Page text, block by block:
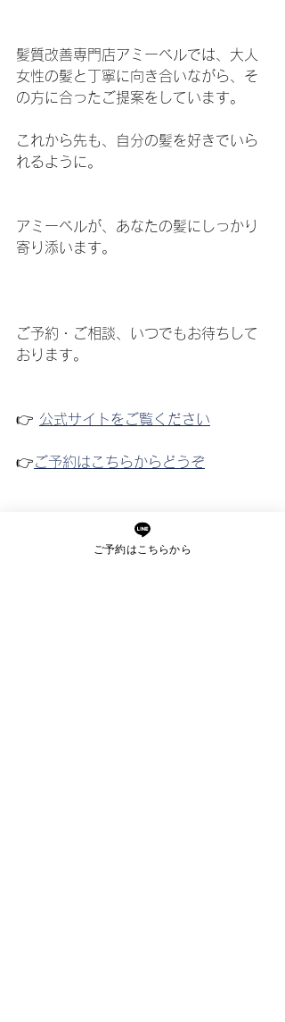
髪質改善専門店アミーベルでは、大人
女性の髪と丁寧に向き合いながら、そ
の方に合ったご提案をしています。
これから先も、自分の髪を好きでいら
れるように。
アミーベルが、あなたの髪にしっかり
寄り添います。
ご予約・ご相談、いつでもお待ちして
おります。
👉 公式サイトをご覧ください
👉ご予約はこちらからどうぞ
ご予約はこちらから